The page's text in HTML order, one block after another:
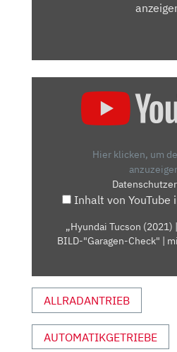
"GARAGEN-
CHECK"
CONNY
POLTERSDORF“
VON
YOUTUBE
Hier klicken, um
Inhalt von YouTube
„Hyundai Tucson (2021)
BILD-"Garagen-Check" |
ALLRADANTRIEB
AUTOMATIKGETRIEBE